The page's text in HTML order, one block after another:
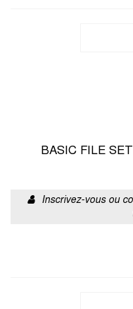
BASIC FILE
Inscrivez-vous ou